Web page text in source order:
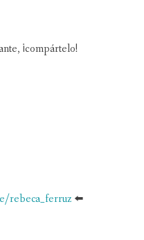
¡compártelo!
rebeca_ferruz ⬅️